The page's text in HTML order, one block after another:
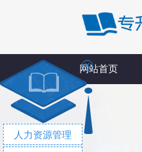
网站首页
人力资源管理
X